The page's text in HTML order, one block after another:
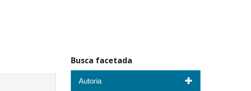
Busca facetada
Autoria